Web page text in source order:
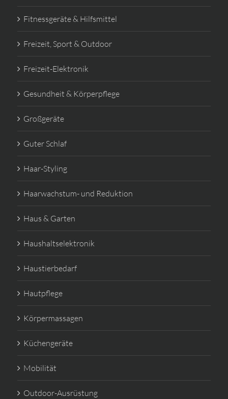
Fitnessgeräte & Hilfsmittel
Freizeit, Sport & Outdoor
Freizeit-Elektronik
Gesundheit & Körperpflege
Großgeräte
Guter Schlaf
Haar-Styling
Haarwachstum- und Reduktion
Haus & Garten
Haushaltselektronik
Haustierbedarf
Hautpflege
Körpermassagen
Küchengeräte
Mobilität
Outdoor-Ausrüstung